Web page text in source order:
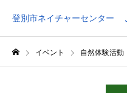
登別市ネイチャーセンター
イベント 自然体験活動